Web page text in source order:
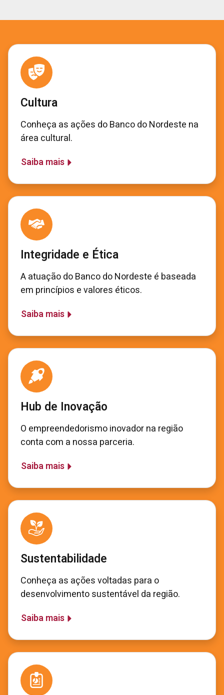
Cultura
Conheça as ações do Banco do Nordeste na
área cultural.
Saiba mais
Integridade e Ética
A atuação do Banco do Nordeste é baseada
em princípios e valores éticos.
Saiba mais
Hub de Inovação
O empreendedorismo inovador na região
conta com a nossa parceria.
Saiba mais
Sustentabilidade
Conheça as ações voltadas para o
desenvolvimento sustentável da região.
Saiba mais